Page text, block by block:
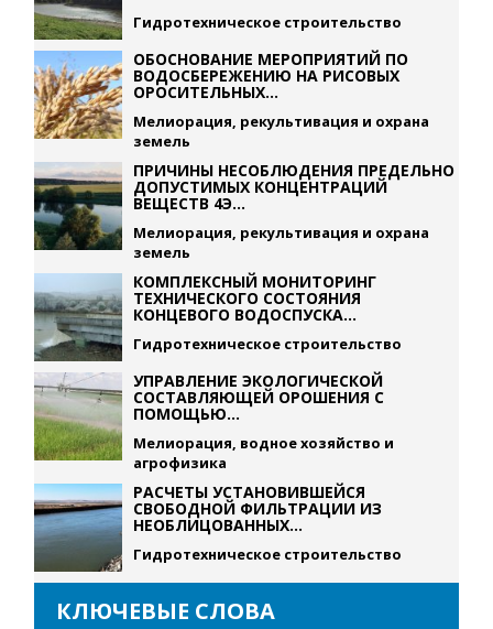
Гидротехническое строительство
ОБОСНОВАНИЕ МЕРОПРИЯТИЙ ПО
ВОДОСБЕРЕЖЕНИЮ НА РИСОВЫХ
ОРОСИТЕЛЬНЫХ...
Мелиорация, рекультивация и охрана
земель
ПРИЧИНЫ НЕСОБЛЮДЕНИЯ ПРЕДЕЛЬНО
ДОПУСТИМЫХ КОНЦЕНТРАЦИЙ
ВЕЩЕСТВ 4Э...
Мелиорация, рекультивация и охрана
земель
КОМПЛЕКСНЫЙ МОНИТОРИНГ
ТЕХНИЧЕСКОГО СОСТОЯНИЯ
КОНЦЕВОГО ВОДОСПУСКА...
Гидротехническое строительство
УПРАВЛЕНИЕ ЭКОЛОГИЧЕСКОЙ
СОСТАВЛЯЮЩЕЙ ОРОШЕНИЯ С
ПОМОЩЬЮ...
Мелиорация, водное хозяйство и
агрофизика
РАСЧЕТЫ УСТАНОВИВШЕЙСЯ
СВОБОДНОЙ ФИЛЬТРАЦИИ ИЗ
НЕОБЛИЦОВАННЫХ...
Гидротехническое строительство
КЛЮЧЕВЫЕ СЛОВА